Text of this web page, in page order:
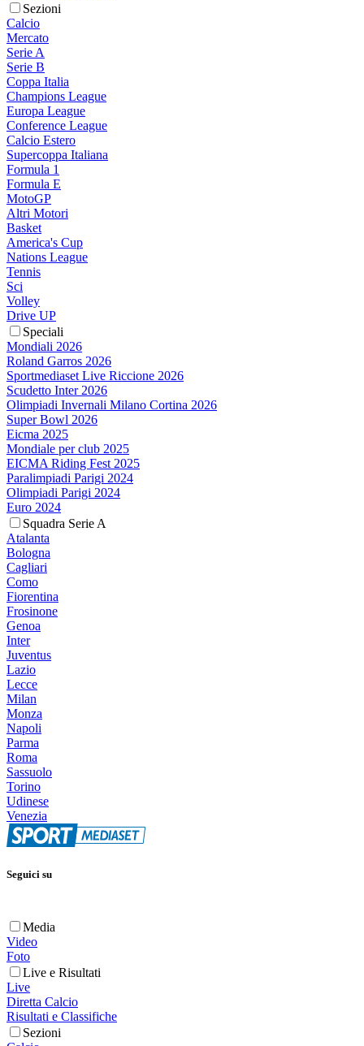
Sezioni
Calcio
Mercato
Serie A
Serie B
Coppa Italia
Champions League
Europa League
Conference League
Calcio Estero
Supercoppa Italiana
Formula 1
Formula E
MotoGP
Altri Motori
Basket
America's Cup
Nations League
Tennis
Sci
Volley
Drive UP
Speciali
Mondiali 2026
Roland Garros 2026
Sportmediaset Live Riccione 2026
Scudetto Inter 2026
Olimpiadi Invernali Milano Cortina 2026
Super Bowl 2026
Eicma 2025
Mondiale per club 2025
EICMA Riding Fest 2025
Paralimpiadi Parigi 2024
Olimpiadi Parigi 2024
Euro 2024
Squadra Serie A
Atalanta
Bologna
Cagliari
Como
Fiorentina
Frosinone
Genoa
Inter
Juventus
Lazio
Lecce
Milan
Monza
Napoli
Parma
Roma
Sassuolo
Torino
Udinese
Venezia
Seguici su
Media
Video
Foto
Live e Risultati
Live
Diretta Calcio
Risultati e Classifiche
Sezioni